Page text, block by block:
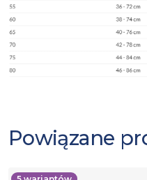
Powiązane